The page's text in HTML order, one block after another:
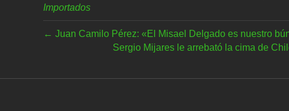
Importados
← Juan Camilo Pérez: «El Misael Delgado es nuestro
Sergio Mijares le arrebató la cima de